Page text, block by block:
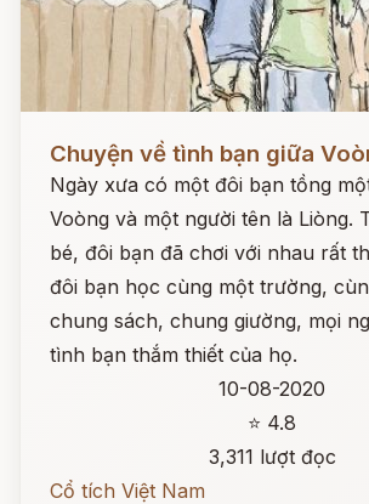
Chuyện về tình bạn giữa
Ngày xưa có một đôi bạn tồng
Voòng và một người tên là Liòng.
bé, đôi bạn đã chơi với nhau rất
đôi bạn học cùng một trường,
chung sách, chung giường, mọi
tình bạn thắm thiết của họ.
10-08-2020
⭐ 4.8
3,311 lượt đọc
Cổ tích Việt Nam